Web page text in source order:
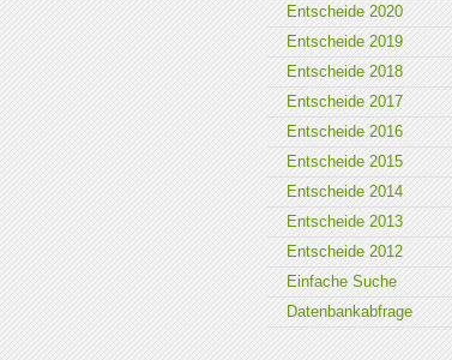
Entscheide 2020
Entscheide 2019
Entscheide 2018
Entscheide 2017
Entscheide 2016
Entscheide 2015
Entscheide 2014
Entscheide 2013
Entscheide 2012
Einfache Suche
Datenbankabfrage